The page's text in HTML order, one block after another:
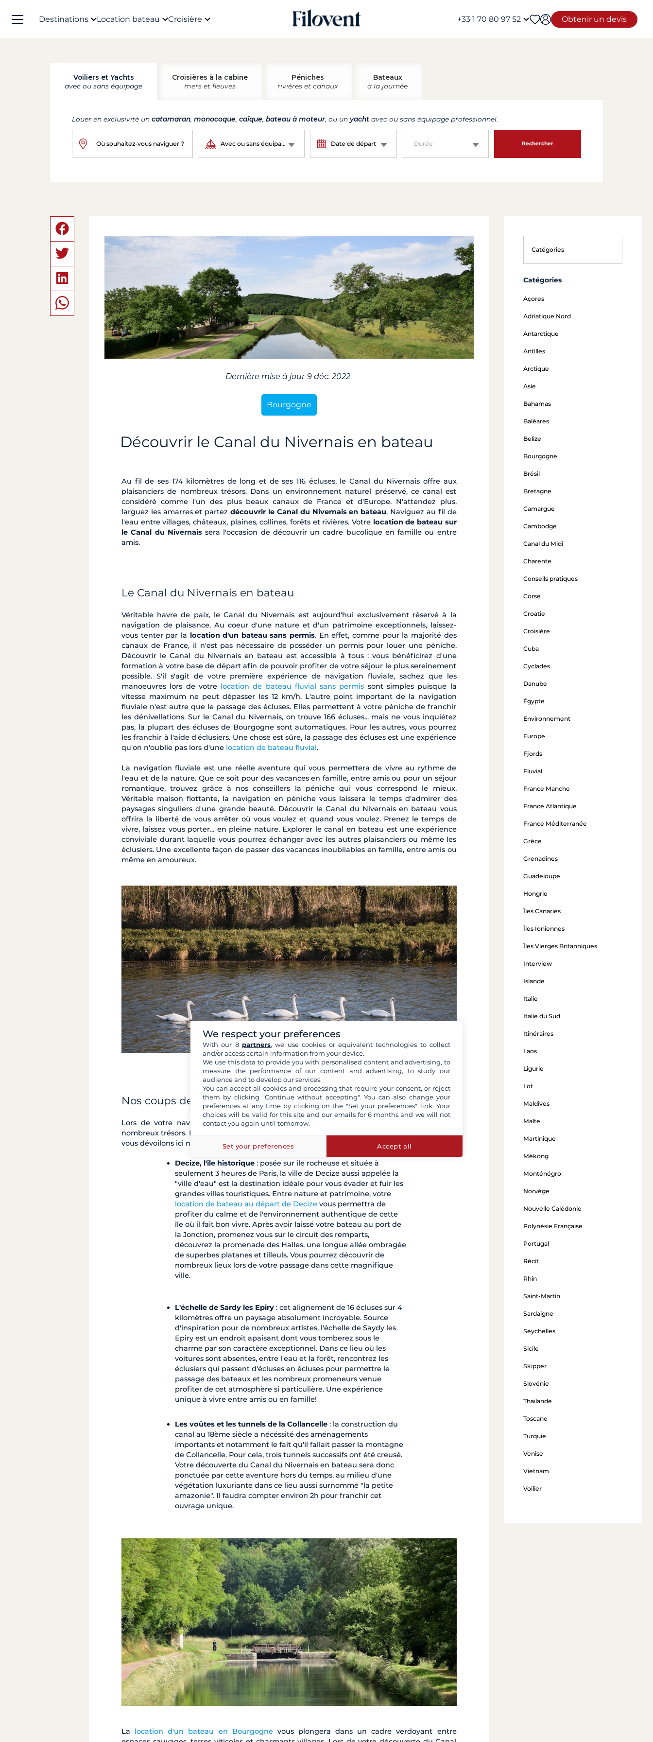
Destinations Location bateau Croisière +33 1 70 80 97 52 Obtenir un devis
Voiliers et Yachts
avec ou sans équipage
Croisières à la cabine
mers et fleuves
Péniches
rivières et canaux
Bateaux
à la journée
Louer en exclusivité un catamaran monocoque caïque bateau à moteur , ou un yacht avec ou sans équipage professionnel.
Avec ou sans équipage ? Date de départ Durée Rechercher
Dernière mise à jour 9 déc. 2022
Bourgogne
Découvrir le Canal du Nivernais en bateau
Au fil de ses 174 kilomètres de long et de ses 116 écluses, le Canal du Nivernais offre aux
plaisanciers de nombreux trésors. Dans un environnement naturel préservé, ce canal est
considéré comme l'un des plus beaux canaux de France et d'Europe. N'attendez plus,
larguez les amarres et partezdécouvrir le Canal du Nivernais en bateau. Naviguez au fil de
l'eau entre villages, châteaux, plaines, collines, forêts et rivières. Votre location de bateau sur
le Canal du Nivernaissera l'occasion de découvrir un cadre bucolique en famille ou entre
amis.
Le Canal du Nivernais en bateau
Véritable havre de paix, le Canal du Nivernais est aujourd'hui exclusivement réservé à la
navigation de plaisance. Au coeur d'une nature et d'un patrimoine exceptionnels, laissez-
vous tenter par la location d'un bateau sans permis. En effet, comme pour la majorité des
canaux de France, il n'est pas nécessaire de posséder un permis pour louer une péniche.
Découvrir le Canal du Nivernais en bateau est accessible à tous : vous bénéficirez d'une
formation à votre base de départ afin de pouvoir profiter de votre séjour le plus sereinement
possible. S'il s'agit de votre première expérience de navigation fluviale, sachez que les
manoeuvres lors de votre location de bateau fluvial sans permis sont simples puisque la
vitesse maximum ne peut dépasser les 12 km/h. L'autre point important de la navigation
fluviale n'est autre que le passage des écluses. Elles permettent à votre péniche de franchir
les dénivellations. Sur le Canal du Nivernais, on trouve 166 écluses... mais ne vous inquiétez
pas, la plupart des écluses de Bourgogne sont automatiques. Pour les autres, vous pourrez
les franchir à l'aide d'éclusiers. Une chose est sûre, la passage des écluses est une expérience
qu'on n'oublie pas lors d'une location de bateau fluvial.
La navigation fluviale est une réelle aventure qui vous permettera de vivre au rythme de
l'eau et de la nature. Que ce soit pour des vacances en famille, entre amis ou pour un séjour
romantique, trouvez grâce à nos conseillers la péniche qui vous correspond le mieux.
Véritable maison flottante, la navigation en péniche vous laissera le temps d'admirer des
paysages singuliers d'une grande beauté. Découvrir le Canal du Nivernais en bateau vous
offrira la liberté de vous arrêter où vous voulez et quand vous voulez. Prenez le temps de
vivre, laissez vous porter... en pleine nature. Explorer le canal en bateau est une expérience
conviviale durant laquelle vous pourrez échanger avec les autres plaisanciers ou même les
éclusiers. Une excellente façon de passer des vacances inoubliables en famille, entre amis ou
même en amoureux.
Nos coups de coeur
Lors de votre navigation sur le plus beau canal de France, vous pourrez découvrir ses
nombreux trésors. En effet, le Canal du Nivernais est chargé d'histoire et de tradition et nous
vous dévoilons ici nos coups de coeur.
Decize, l'île historique : posée sur île rocheuse et située à
seulement 3 heures de Paris, la ville de Decize aussi appelée la
"ville d'eau" est la destination idéale pour vous évader et fuir les
grandes villes touristiques. Entre nature et patrimoine, votre
location de bateau au départ de Decize vous permettra de
profiter du calme et de l'environnement authentique de cette
île où il fait bon vivre. Après avoir laissé votre bateau au port de
la Jonction, promenez vous sur le circuit des remparts,
découvrez la promenade des Halles, une longue allée ombragée
de superbes platanes et tilleuls. Vous pourrez découvrir de
nombreux lieux lors de votre passage dans cette magnifique
ville.
L'échelle de Sardy les Epiry : cet alignement de 16 écluses sur 4
kilomètres offre un paysage absolument incroyable. Source
d'inspiration pour de nombreux artistes, l'échelle de Saydy les
Epiry est un endroit apaisant dont vous tomberez sous le
charme par son caractère exceptionnel. Dans ce lieu où les
voitures sont absentes, entre l'eau et la forêt, rencontrez les
éclusiers qui passent d'écluses en écluses pour permettre le
passage des bateaux et les nombreux promeneurs venue
profiter de cet atmosphère si particulière. Une expérience
unique à vivre entre amis ou en famille!
Les voûtes et les tunnels de la Collancelle : la construction du
canal au 18ème siècle a nécéssité des aménagements
importants et notamment le fait qu'il fallait passer la montagne
de Collancelle. Pour cela, trois tunnels successifs ont été creusé.
Votre découverte du Canal du Nivernais en bateau sera donc
ponctuée par cette aventure hors du temps, au milieu d'une
végétation luxuriante dans ce lieu aussi surnommé "la petite
amazonie". Il faudra compter environ 2h pour franchir cet
ouvrage unique.
La location d'un bateau en Bourgognevous plongera dans un cadre verdoyant entre
Catégories
Açores
Adriatique Nord
Antarctique
Antilles
Arctique
Asie
Bahamas
Baléares
Belize
Bourgogne
Brésil
Bretagne
Camargue
Cambodge
Canal du Midi
Charente
Conseils pratiques
Corse
Croatie
Croisière
Cuba
Cyclades
Danube
Égypte
Environnement
Europe
Fjords
Fluvial
France Manche
France Atlantique
France Méditerranée
Grèce
Grenadines
Guadeloupe
Hongrie
Îles Canaries
Îles Ioniennes
Îles Vierges Britanniques
Interview
Islande
Italie
Italie du Sud
Itinéraires
Laos
Ligurie
Lot
Maldives
Malte
Martinique
Mékong
Monténégro
Norvège
Nouvelle Calédonie
Polynésie Française
Portugal
Récit
Rhin
Saint-Martin
Sardaigne
Seychelles
Sicile
Skipper
Slovénie
Thaïlande
Toscane
Turquie
Venise
Vietnam
Voilier
We respect your preferences
With our 8 partners, we use cookies or equivalent technologies to collect
and/or access certain information from your device.
We use this data to provide you with personalised content and advertising, to
measure the performance of our content and advertising, to study our
audience and to develop our services.
You can accept all cookies and processing that require your consent, or reject
them by clicking "Continue without accepting". You can also change your
preferences at any time by clicking on the "Set your preferences" link. Your
choices will be valid for this site and our emails for 6 months and we will not
contact you again until tomorrow.
Set your preferences Accept all